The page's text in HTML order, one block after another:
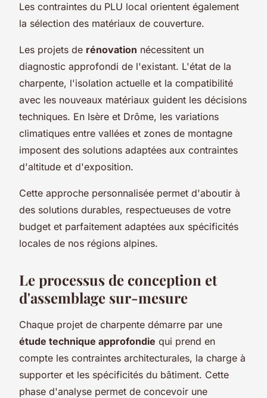
Les contraintes du PLU local orientent également
la sélection des matériaux de couverture.
Les projets de rénovation nécessitent un
diagnostic approfondi de l'existant. L'état de la
charpente, l'isolation actuelle et la compatibilité
avec les nouveaux matériaux guident les décisions
techniques. En Isère et Drôme, les variations
climatiques entre vallées et zones de montagne
imposent des solutions adaptées aux contraintes
d'altitude et d'exposition.
Cette approche personnalisée permet d'aboutir à
des solutions durables, respectueuses de votre
budget et parfaitement adaptées aux spécificités
locales de nos régions alpines.
Le processus de conception et
d'assemblage sur-mesure
Chaque projet de charpente démarre par une
étude technique approfondie qui prend en
compte les contraintes architecturales, la charge à
supporter et les spécificités du bâtiment. Cette
phase d'analyse permet de concevoir une